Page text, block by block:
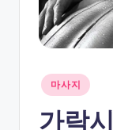
Posted
in
마사지
가락